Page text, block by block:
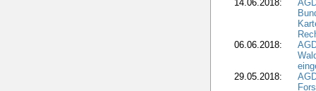
14.06.2018:
06.06.2018:
29.05.2018: